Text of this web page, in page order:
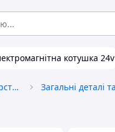
котушка 24v
Промислове обладнання та верстати